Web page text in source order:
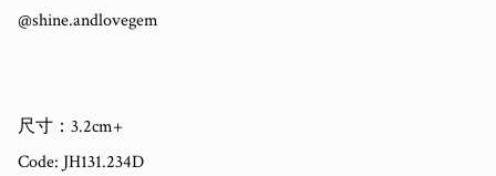
@shine.andlovegem
尺寸：3.2cm+
Code: JH131.234D